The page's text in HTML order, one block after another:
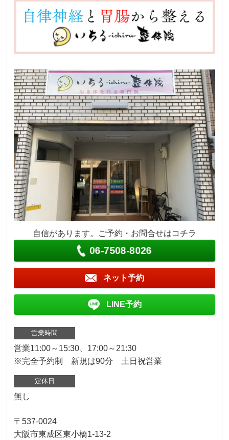
自信があります。ご予約・お問合せはコチラ
06-7508-8026
ネット予約
LINE予約
営業時間
営業11:00～15:30、17:00～21:30
※完全予約制 新規は90分 土日祝営業
定休日
無し
〒537-0024
大阪市東成区東小橋1-13-2